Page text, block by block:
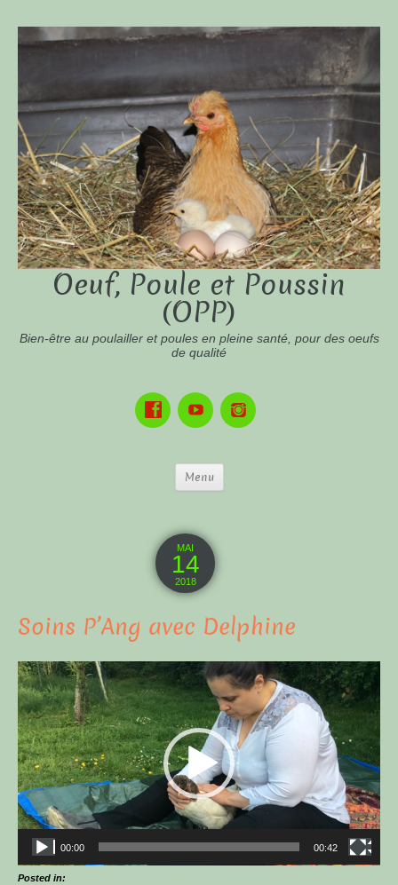
Oeuf, Poule et Poussin
(OPP)
Bien-être au poulailler et poules en pleine santé, pour des oeufs
de qualité
Menu
MAI
14
2018
Soins P’Ang avec Delphine
Lecteur
vidéo
00:00 00:42
Posted in: